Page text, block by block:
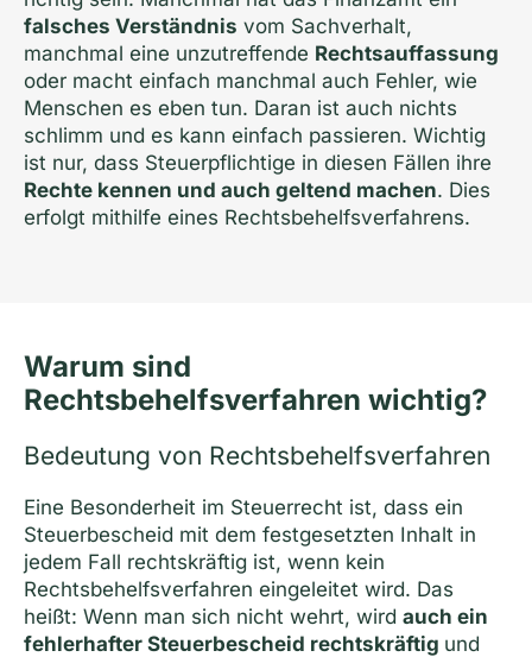
falsches Verständnis vom Sachverhalt,
manchmal eine unzutreffende Rechtsauffassung
oder macht einfach manchmal auch Fehler, wie
Menschen es eben tun. Daran ist auch nichts
schlimm und es kann einfach passieren. Wichtig
ist nur, dass Steuerpflichtige in diesen Fällen ihre
Rechte kennen und auch geltend machen. Dies
erfolgt mithilfe eines Rechtsbehelfsverfahrens.
Warum sind
Rechtsbehelfsverfahren wichtig?
Bedeutung von Rechtsbehelfsverfahren
Eine Besonderheit im Steuerrecht ist, dass ein
Steuerbescheid mit dem festgesetzten Inhalt in
jedem Fall rechtskräftig ist, wenn kein
Rechtsbehelfsverfahren eingeleitet wird. Das
heißt: Wenn man sich nicht wehrt, wird auch ein
fehlerhafter Steuerbescheid rechtskräftig und